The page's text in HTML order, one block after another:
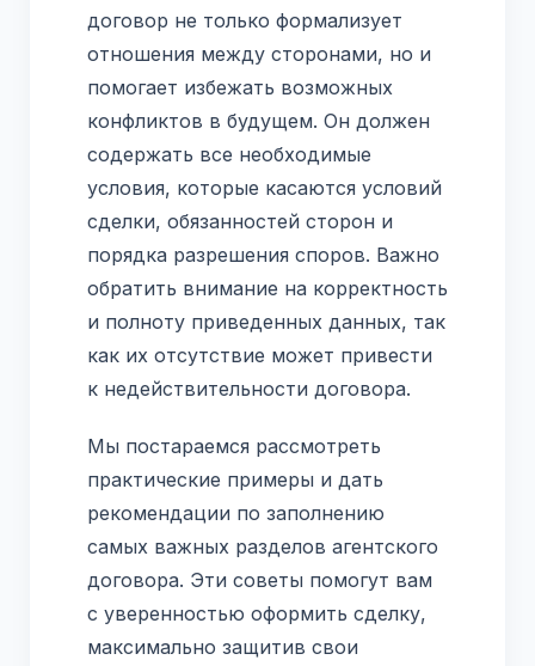
договор не только формализует
отношения между сторонами, но и
помогает избежать возможных
конфликтов в будущем. Он должен
содержать все необходимые
условия, которые касаются условий
сделки, обязанностей сторон и
порядка разрешения споров. Важно
обратить внимание на корректность
и полноту приведенных данных, так
как их отсутствие может привести
к недействительности договора.
Мы постараемся рассмотреть
практические примеры и дать
рекомендации по заполнению
самых важных разделов агентского
договора. Эти советы помогут вам
с уверенностью оформить сделку,
максимально защитив свои